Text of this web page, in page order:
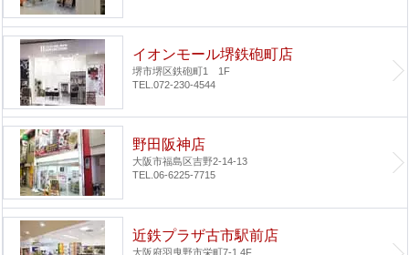
イオンモール堺鉄砲町店
堺市堺区鉄砲町1 1F
TEL.072-230-4544
野田阪神店
大阪市福島区吉野2-14-13
TEL.06-6225-7715
近鉄プラザ古市駅前店
大阪府羽曳野市栄町7-1 4F